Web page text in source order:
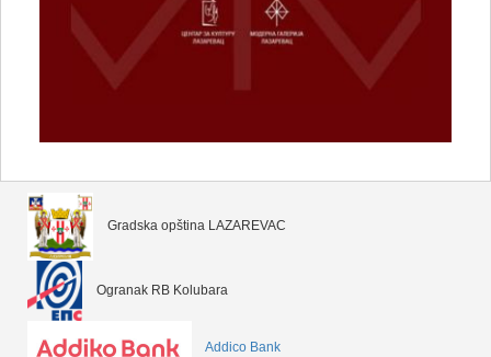
Gradska opština LAZAREVAC
Ogranak RB Kolubara
Addico Bank